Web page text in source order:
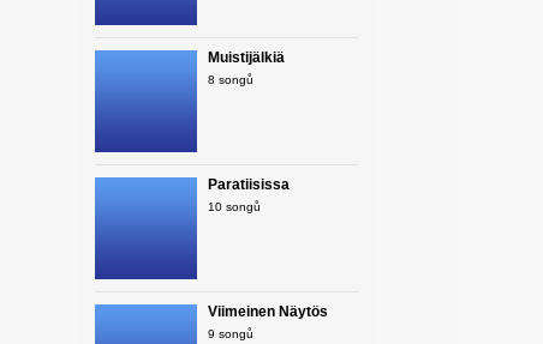
Muistijälkiä
8 songů
Paratiisissa
10 songů
Viimeinen Näytös
9 songů